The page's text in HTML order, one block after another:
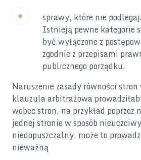
sprawy, które nie
Istnieją pewne kategorie
być wyłączone z
zgodnie z przepisami
publicznego porządku.
Naruszenie zasady równości
klauzula arbitrażowa
wobec stron, na przykład
jednej stronie w sposób
niedopuszczalny, może to
nieważną